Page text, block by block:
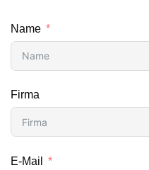
Name
Firma
E-Mail